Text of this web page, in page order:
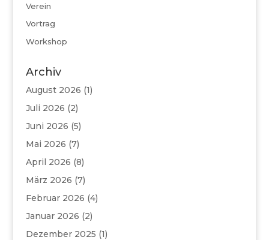
Verein
Vortrag
Workshop
Archiv
August 2026 (1)
Juli 2026 (2)
Juni 2026 (5)
Mai 2026 (7)
April 2026 (8)
März 2026 (7)
Februar 2026 (4)
Januar 2026 (2)
Dezember 2025 (1)